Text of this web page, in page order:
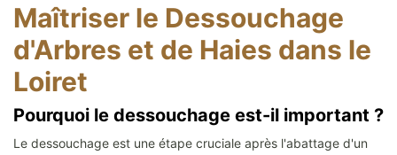
Maîtriser le Dessouchage
d'Arbres et de Haies dans le
Loiret
Pourquoi le dessouchage est-il important ?
Le dessouchage est une étape cruciale après l'abattage d'un